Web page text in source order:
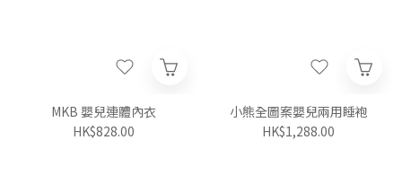
MKB 嬰兒連體內衣
HK$828.00
小熊全圖案嬰兒兩用睡袍
HK$1,288.00